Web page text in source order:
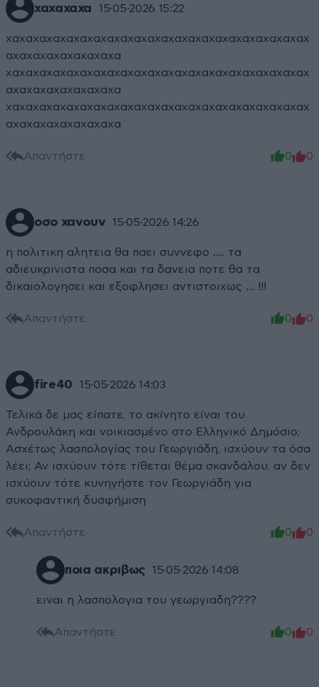
χαχαχαχα 15·05·2026 15:22
χαχαχαχαχαχαχαχαχαχαχαχαχαχαχαχαχαχαχαχαχαχαχ
αχαχαχαχαχαχαχαχα
χαχαχαχαχαχαχαχαχαχαχαχαχαχαχαχαχαχαχαχαχαχαχ
αχαχαχαχαχαχαχαχα
χαχαχαχαχαχαχαχαχαχαχαχαχαχαχαχαχαχαχαχαχαχαχ
αχαχαχαχαχαχαχαχα
Απαντήστε 0 0
οσο χανουν 15·05·2026 14:26
η πολιτικη αλητεια θα παει συννεφο .... τα
αδιευκρινιστα ποσα και τα δανεια ποτε θα τα
δικαιολογησει και εξοφλησει αντιστοιχως ... !!!
Απαντήστε 0 0
fire40 15·05·2026 14:03
Τελικά δε μας είπατε, το ακίνητο είναι του
Ανδρουλάκη και νοικιασμένο στο Ελληνικό Δημόσιο;
Ασχέτως λασπολογίας του Γεωργιάδη, ισχύουν τα όσα
λέει; Αν ισχύουν τότε τίθεται θέμα σκανδάλου, αν δεν
ισχύουν τότε κυνηγήστε τον Γεωργιάδη για
συκοφαντική δυσφήμιση
Απαντήστε 0 0
ποια ακριβως 15·05·2026 14:08
ειναι η λασπολογια του γεωργιαδη????
Απαντήστε 0 0